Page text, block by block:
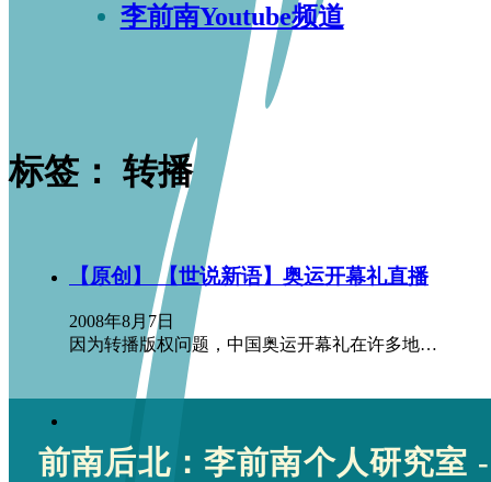
李前南Youtube频道
标签： 转播
【原创】 【世说新语】奥运开幕礼直播
2008年8月7日
因为转播版权问题，中国奥运开幕礼在许多地…
前南后北：李前南个人研究室 -